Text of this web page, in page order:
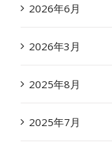
2026年6月
2026年3月
2025年8月
2025年7月